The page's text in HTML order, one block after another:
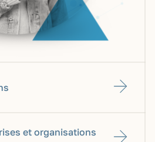
et organisations